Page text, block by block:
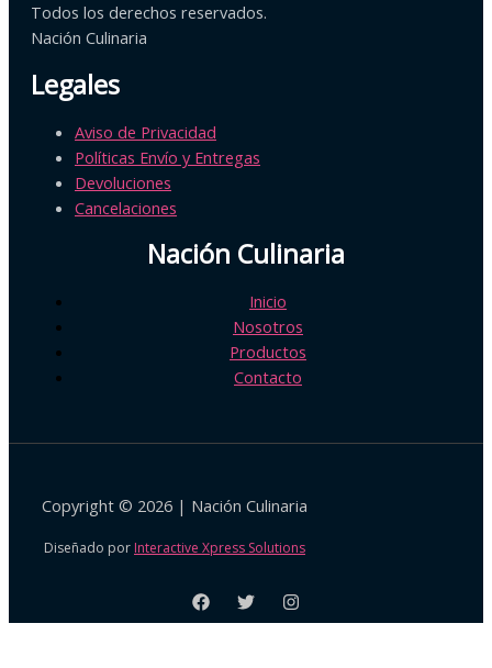
Todos los derechos reservados.
Nación Culinaria
Legales
Aviso de Privacidad
Políticas Envío y Entregas
Devoluciones
Cancelaciones
Nación Culinaria
Inicio
Nosotros
Productos
Contacto
Copyright © 2026 | Nación Culinaria
Diseñado por Interactive Xpress Solutions